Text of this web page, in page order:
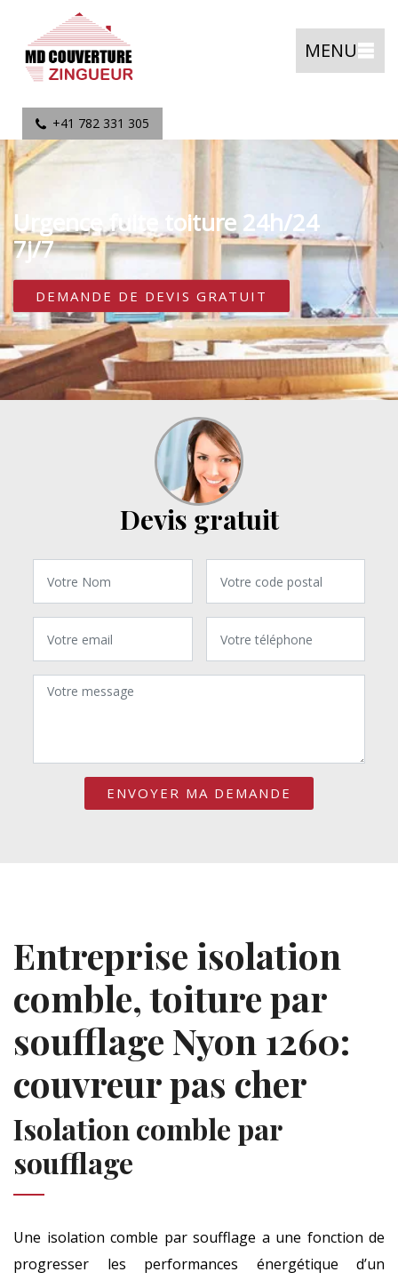
MENU
+41 782 331 305
Urgence fuite toiture 24h/24
7j/7
DEMANDE DE DEVIS GRATUIT
Devis gratuit
Entreprise isolation
comble, toiture par
soufflage Nyon 1260:
couvreur pas cher
Isolation comble par
soufflage
Une isolation comble par soufflage a une fonction de
progresser les performances énergétique d’un